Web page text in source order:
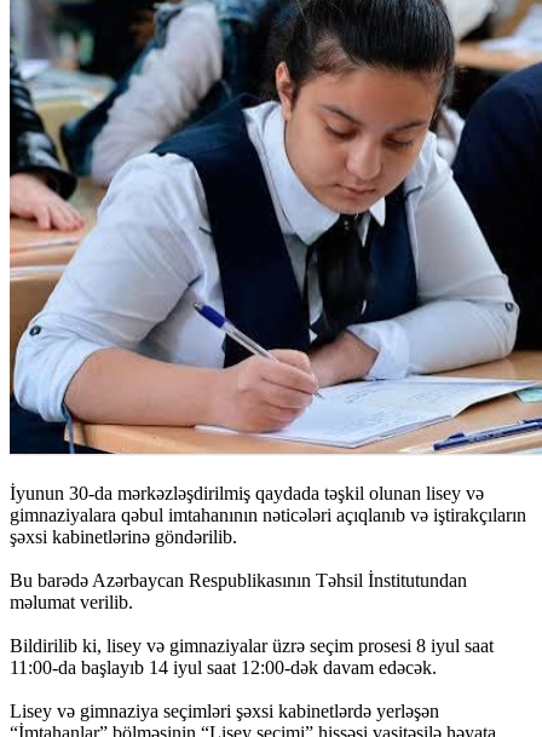
İyunun 30-da mərkəzləşdirilmiş qaydada təşkil olunan lisey və
gimnaziyalara qəbul imtahanının nəticələri açıqlanıb və iştirakçıların
şəxsi kabinetlərinə göndərilib.
Bu barədə Azərbaycan Respublikasının Təhsil İnstitutundan
məlumat verilib.
Bildirilib ki, lisey və gimnaziyalar üzrə seçim prosesi 8 iyul saat
11:00-da başlayıb 14 iyul saat 12:00-dək davam edəcək.
Lisey və gimnaziya seçimləri şəxsi kabinetlərdə yerləşən
“İmtahanlar” bölməsinin “Lisey seçimi” hissəsi vasitəsilə həyata